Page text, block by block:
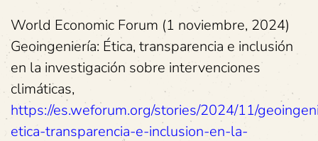
World Economic Forum (1 noviembre, 2024)
Geoingeniería: Ética, transparencia e inclusión
en la investigación sobre intervenciones
climáticas,
https://es.weforum.org/stories/2024/11/
etica-transparencia-e-inclusion-en-la-